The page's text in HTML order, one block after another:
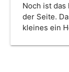
Noch ist
der Seite.
kleines ein